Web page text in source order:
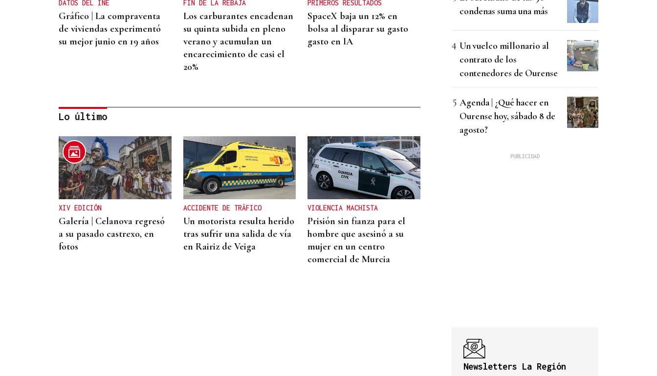
DATOS DEL INE
Gráfico | La compraventa
de viviendas experimentó
su mejor junio en 19 años
FIN DE LA REBAJA
Los carburantes encadenan
su quinta subida en pleno
verano y acumulan un
encarecimiento de casi el
20%
PRIMEROS RESULTADOS
SpaceX baja un 12% en
bolsa al disparar su gasto
gasto en IA
INVESTIGACIÓN
Una nueva tecnología
utiliza la IA para optimizar
cultivos
Lo último
XIV EDICIÓN
Galería | Celanova regresó
a su pasado castrexo, en
fotos
ACCIDENTE DE TRÁFICO
Un motorista resulta herido
tras sufrir una salida de vía
en Rairiz de Veiga
VIOLENCIA MACHISTA
Prisión sin fianza para el
hombre que asesinó a su
mujer en un centro
comercial de Murcia
condenas suma una más
Un vuelco millonario al
contrato de los
contenedores de Ourense
Agenda | ¿Qué hacer en
Ourense hoy, sábado 8 de
agosto?
Newsletters La Región